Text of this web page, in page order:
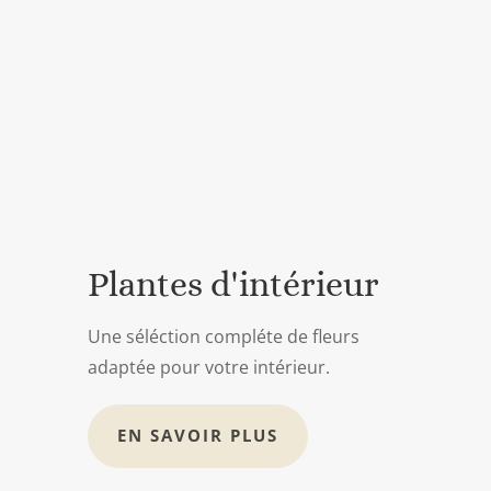
Plantes d'intérieur
Une séléction compléte de fleurs
adaptée pour votre intérieur.
EN SAVOIR PLUS